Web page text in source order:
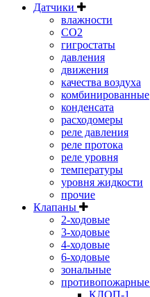
Датчики
влажности
CO2
гигростаты
давления
движения
качества воздуха
комбинированные
конденсата
расходомеры
реле давления
реле протока
реле уровня
температуры
уровня жидкости
прочие
Клапаны
2-ходовые
3-ходовые
4-ходовые
6-ходовые
зональные
противопожарные
КЛОП-1